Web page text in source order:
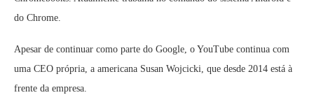
do Chrome.
Apesar de continuar como parte do Google, o YouTube continua com
uma CEO própria, a americana Susan Wojcicki, que desde 2014 está à
frente da empresa.